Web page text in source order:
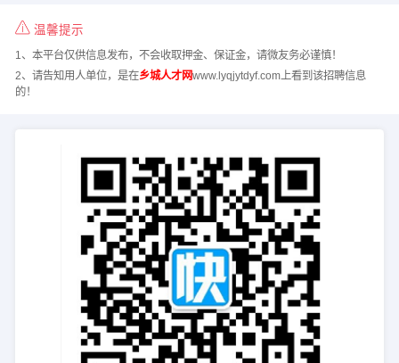
温馨提示
1、本平台仅供信息发布，不会收取押金、保证金，请微友务必谨慎！
2、请告知用人单位，是在乡城人才网www.lyqjytdyf.com上看到该招聘信息
的！